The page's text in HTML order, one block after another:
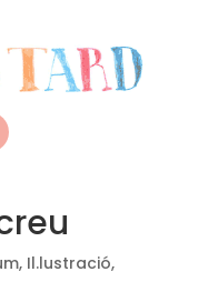
, Il.lustració,